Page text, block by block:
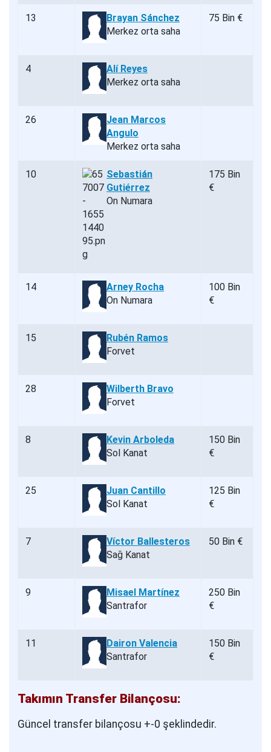
13
Brayan Sánchez
Merkez orta saha
75 Bin €
4
Alí Reyes
Merkez orta saha
26
Jean Marcos
Angulo
Merkez orta saha
10
Sebastián
Gutiérrez
On Numara
175 Bin
€
14
Arney Rocha
On Numara
100 Bin
€
15
Rubén Ramos
Forvet
28
Wilberth Bravo
Forvet
8
Kevin Arboleda
Sol Kanat
150 Bin
€
25
Juan Cantillo
Sol Kanat
125 Bin
€
7
Víctor Ballesteros
Sağ Kanat
50 Bin €
9
Misael Martínez
Santrafor
250 Bin
€
11
Dairon Valencia
Santrafor
150 Bin
€
Takımın Transfer Bilançosu:
Güncel transfer bilançosu +-0 şeklindedir.